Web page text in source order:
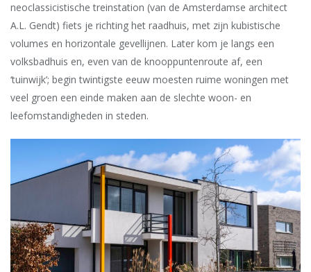
neoclassicistische treinstation (van de Amsterdamse architect
A.L. Gendt) fiets je richting het raadhuis, met zijn kubistische
volumes en horizontale gevellijnen. Later kom je langs een
volksbadhuis en, even van de knooppuntenroute af, een
‘tuinwijk’; begin twintigste eeuw moesten ruime woningen met
veel groen een einde maken aan de slechte woon- en
leefomstandigheden in steden.